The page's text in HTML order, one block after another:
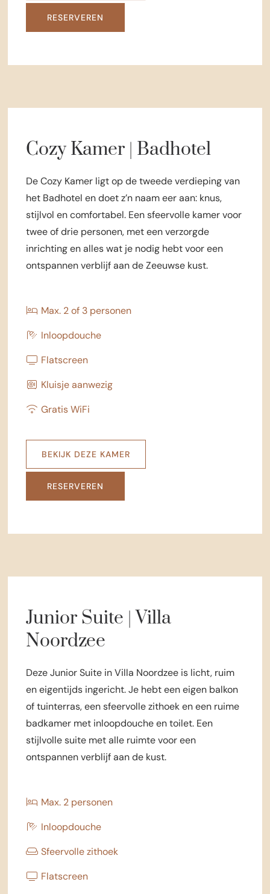
RESERVEREN
Cozy Kamer | Badhotel
De Cozy Kamer ligt op de tweede verdieping van
het Badhotel en doet z’n naam eer aan: knus,
stijlvol en comfortabel. Een sfeervolle kamer voor
twee of drie personen, met een verzorgde
inrichting en alles wat je nodig hebt voor een
ontspannen verblijf aan de Zeeuwse kust.
Max. 2 of 3 personen
Inloopdouche
Flatscreen
Kluisje aanwezig
Gratis WiFi
BEKIJK DEZE KAMER
RESERVEREN
Junior Suite | Villa
Noordzee
Deze Junior Suite in Villa Noordzee is licht, ruim
en eigentijds ingericht. Je hebt een eigen balkon
of tuinterras, een sfeervolle zithoek en een ruime
badkamer met inloopdouche en toilet. Een
stijlvolle suite met alle ruimte voor een
ontspannen verblijf aan de kust.
Max. 2 personen
Inloopdouche
Sfeervolle zithoek
Flatscreen